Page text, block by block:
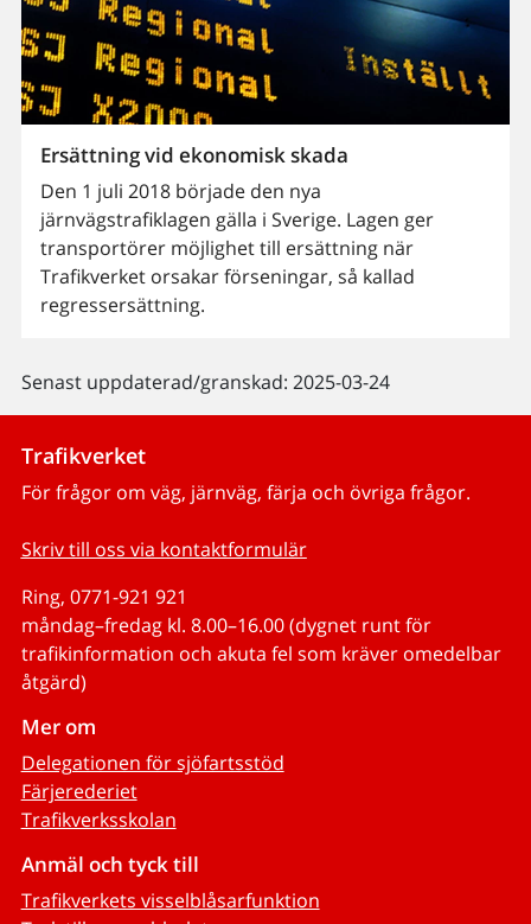
Ersättning vid ekonomisk skada
Den 1 juli 2018 började den nya
järnvägstrafiklagen gälla i Sverige. Lagen ger
transportörer möjlighet till ersättning när
Trafikverket orsakar förseningar, så kallad
regressersättning.
Senast uppdaterad/granskad: 2025-03-24
Trafikverket
För frågor om väg, järnväg, färja och övriga frågor.
Skriv till oss via kontaktformulär
Ring, 0771-921 921
måndag–fredag kl. 8.00–16.00 (dygnet runt för
trafikinformation och akuta fel som kräver omedelbar
åtgärd)
Mer om
Delegationen för sjöfartsstöd
Färjerederiet
Trafikverksskolan
Anmäl och tyck till
Trafikverkets visselblåsarfunktion